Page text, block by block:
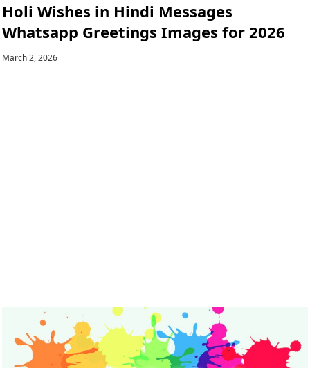
Holi Wishes in Hindi Messages
Whatsapp Greetings Images for 2026
March 2, 2026